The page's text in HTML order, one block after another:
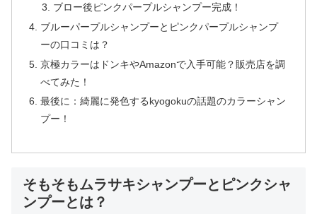
ブロー後ピンクパープルシャンプー完成！
ブルーパープルシャンプーとピンクパープルシャンプ
ーの口コミは？
京極カラーはドンキやAmazonで入手可能？販売店を調
べてみた！
最後に：綺麗に発色するkyogokuの話題のカラーシャン
プー！
そもそもムラサキシャンプーとピンクシャ
ンプーとは？